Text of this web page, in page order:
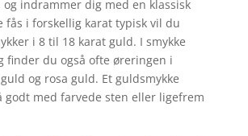
indrammer dig med en klassisk
fås i forskellig karat typisk vil du
i 8 til 18 karat guld. I smykke
finder du også ofte øreringen i
og rosa guld. Et guldsmykke
godt med farvede sten eller ligefrem